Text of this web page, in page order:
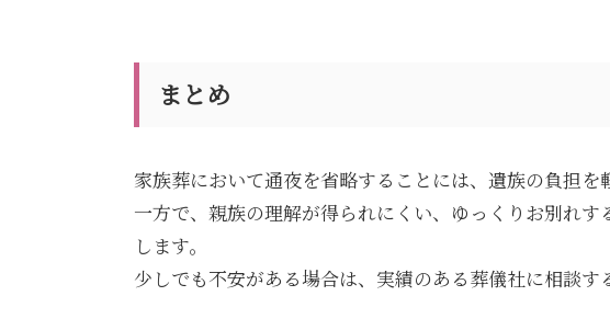
まとめ
家族葬において通夜を省略することには、遺族の負担
一方で、親族の理解が得られにくい、ゆっくりお別れ
します。
少しでも不安がある場合は、実績のある葬儀社に相談す